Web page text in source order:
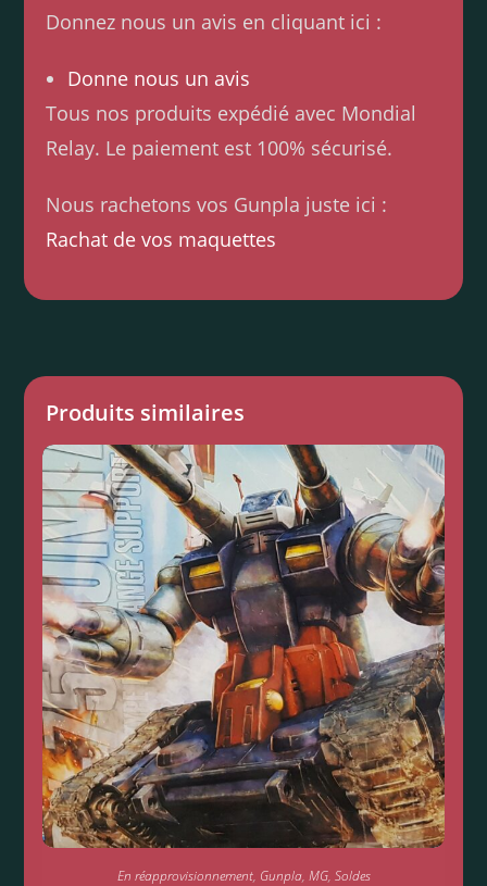
Donnez nous un avis en cliquant ici :
Donne nous un avis
Tous nos produits expédié avec Mondial
Relay. Le paiement est 100% sécurisé.
Nous rachetons vos Gunpla juste ici :
Rachat de vos maquettes
Produits similaires
En réapprovisionnement, Gunpla, MG, Soldes